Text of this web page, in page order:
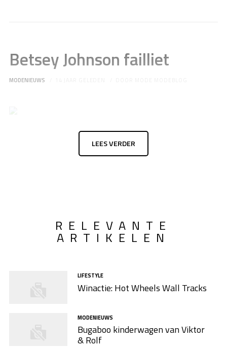
Betsey Johnson failliet
MODENIEUWS
LEES VERDER
RELEVANTE
ARTIKELEN
LIFESTYLE
Winactie: Hot Wheels Wall Tracks
MODENIEUWS
Bugaboo kinderwagen van Viktor
& Rolf